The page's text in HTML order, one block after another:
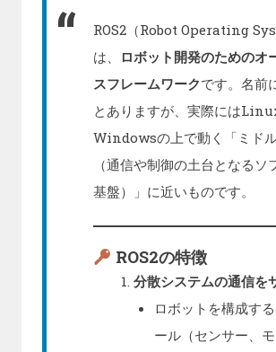
ROS2（Robot Operating
は、 ロボット開発のためのオ
スフレームワークです。名前
とありますが、実際には
Windowsの上で動く「ミド
（通信や制御の土台となるソ
基盤）」に近いものです。
ROS2の特徴
分散システムの通信を
ロボットを構成す
ール（センサー、